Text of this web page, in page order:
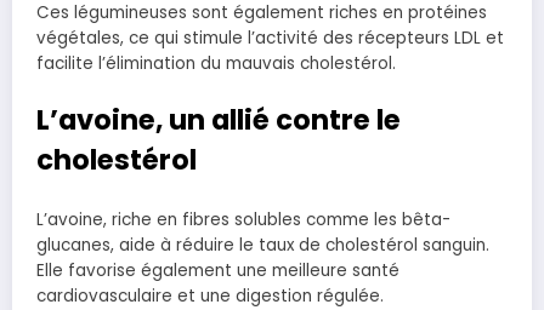
Ces légumineuses sont également riches en protéines
végétales, ce qui stimule l’activité des récepteurs LDL et
facilite l’élimination du mauvais cholestérol.
L’avoine, un allié contre le
cholestérol
L’avoine, riche en fibres solubles comme les bêta-
glucanes, aide à réduire le taux de cholestérol sanguin.
Elle favorise également une meilleure santé
cardiovasculaire et une digestion régulée.